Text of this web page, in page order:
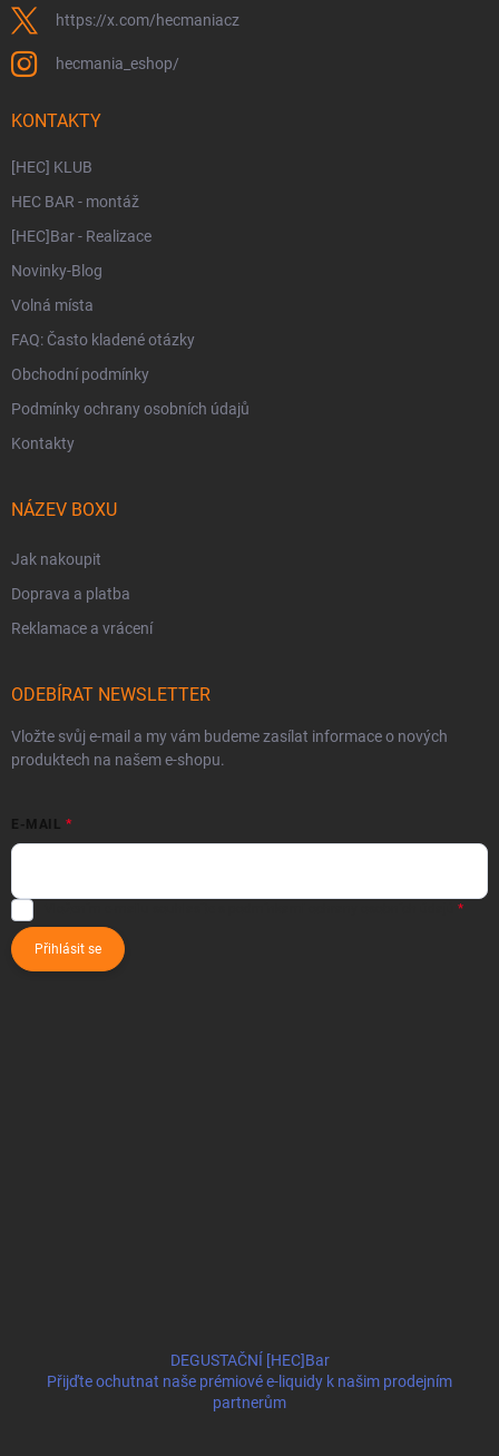
https://x.com/hecmaniacz
hecmania_eshop/
KONTAKTY
[HEC] KLUB
HEC BAR - montáž
[HEC]Bar - Realizace
Novinky-Blog
Volná místa
FAQ: Často kladené otázky
Obchodní podmínky
Podmínky ochrany osobních údajů
Kontakty
NÁZEV BOXU
Jak nakoupit
Doprava a platba
Reklamace a vrácení
ODEBÍRAT NEWSLETTER
Vložte svůj e-mail a my vám budeme zasílat informace o nových
produktech na našem e-shopu.
E-MAIL
Přihlásit se
DEGUSTAČNÍ [HEC]Bar
Přijďte ochutnat naše prémiové e-liquidy k našim prodejním
partnerům